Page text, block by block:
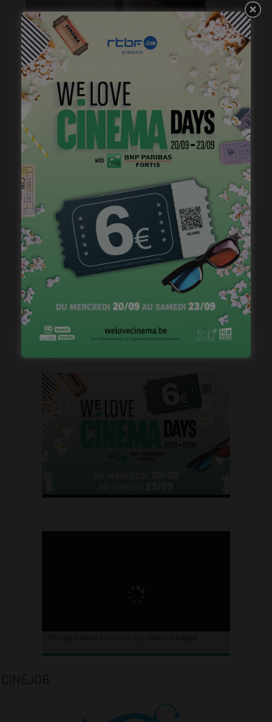
« Temps mort », permis de vivre
janvier 18, 2023
1ère image pour « Un silence » de Joachim Lafosse
janvier 12, 2023